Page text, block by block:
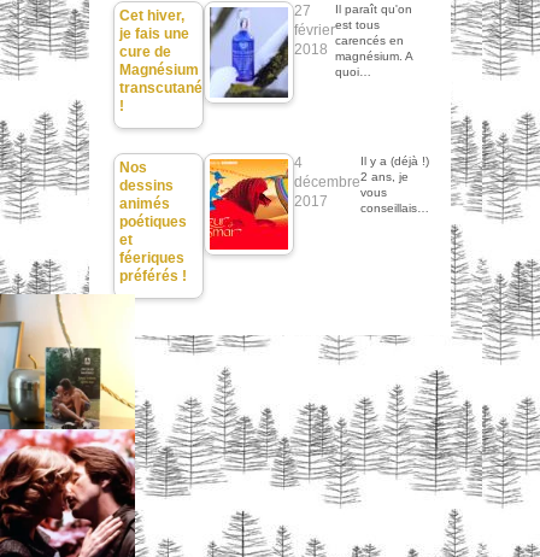
Cet hiver,
je fais une
cure de
Magnésium
transcutané
!
27
février
2018
Il paraît qu'on
est tous
carencés en
magnésium. A
quoi…
Nos
dessins
animés
poétiques
et
féeriques
préférés !
4
décembre
2017
Il y a (déjà !)
2 ans, je
vous
conseillais…